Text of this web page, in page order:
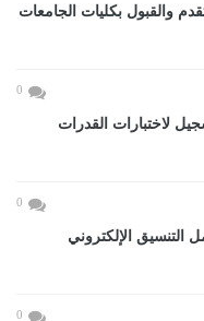
طريقة التقدم والقبول بكليات الجامعات
0
رابط التسجيل لاختبارات القدرات
0
التنسيق الإلكتروني
0